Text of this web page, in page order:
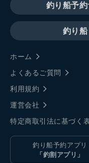
釣り船予
釣り
ホーム
よくあるご質問
利用規約
運営会社
特定商取引法に基づく
釣り船予約アプリ
「釣割アプリ」